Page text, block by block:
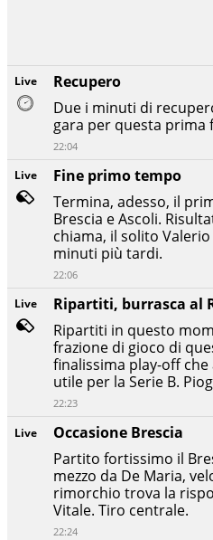
Live
Occasione Brescia
Partito fortissimo il
mezzo da De Maria,
rimorchio trova la
Vitale. Tiro centrale.
22:24
Live
Ripartiti, burrasca al
Ripartiti in questo
frazione di gioco di
finalissima play-off
utile per la Serie B.
22:23
Live
Fine primo tempo
Termina, adesso, il
Brescia e Ascoli.
chiama, il solito
minuti più tardi.
22:06
Live
Recupero
Due i minuti di
gara per questa prima
22:04